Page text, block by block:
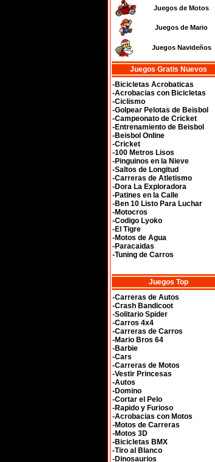
Juegos de Motos
Juegos de Mario
Juegos Navideños
Juegos Gratis Nuevos
-Bicicletas Acrobaticas
-Acrobacias con Bicicletas
-Ciclismo
-Golpear Pelotas de Beisbol
-Campeonato de Cricket
-Entrenamiento de Beisbol
-Beisbol Online
-Cricket
-100 Metros Lisos
-Pinguinos en la Nieve
-Saltos de Longitud
-Carreras de Atletismo
-Dora La Exploradora
-Patines en la Calle
-Ben 10 Listo Para Luchar
-Motocros
-Codigo Lyoko
-El Tigre
-Motos de Agua
-Paracaidas
-Tuning de Carros
Juegos Top
-Carreras de Autos
-Crash Bandicoot
-Solitario Spider
-Carros 4x4
-Carreras de Carros
-Mario Bros 64
-Barbie
-Cars
-Carreras de Motos
-Vestir Princesas
-Autos
-Domino
-Cortar el Pelo
-Rapido y Furioso
-Acrobacias con Motos
-Motos de Carreras
-Motos 3D
-Bicicletas BMX
-Tiro al Blanco
-Dinosaurios